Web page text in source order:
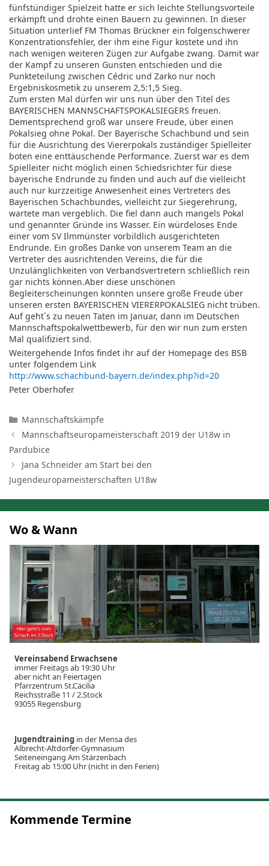
fünfstündiger Spielzeit hatte er sich leichte Stellungsvorteile
erkämpft und drohte einen Bauern zu gewinnen. In dieser
Situation unterlief FM Thomas Brückner ein folgenschwerer
Konzentrationsfehler, der ihm eine Figur kostete und ihn
nach wenigen weiteren Zügen zur Aufgabe zwang. Damit war
der Kampf zu unseren Gunsten entschieden und die
Punkteteilung zwischen Cédric und Zarko nur noch
Ergebniskosmetik zu unserem 2,5:1,5 Sieg.
Zum ersten Mal dürfen wir uns nun über den Titel des
BAYERISCHEN MANNSCHAFTSPOKALSIEGERS freuen.
Dementsprechend groß war unsere Freude, über einen
Pokalsieg ohne Pokal. Der Bayerische Schachbund und sein
für die Ausrichtung des Viererpokals zuständiger Spielleiter
boten eine enttäuschende Performance. Zuerst war es dem
Spielleiter nicht möglich einen Schiedsrichter für diese
bayerische Endrunde zu finden und auch auf die vielleicht
auch nur kurzzeitige Anwesenheit eines Vertreters des
Bayerischen Schachbundes, vielleicht zur Siegerehrung,
wartete man vergeblich. Die fiel dann auch mangels Pokal
und genannter Gründe ins Wasser. Ein würdeloses Ende
einer vom SV Ilmmünster vorbildlich ausgerichteten
Endrunde. Ein großes Danke von unserem Team an die
Vertreter des ausrichtenden Vereins, die für die
Unzulänglichkeiten von Verbandsvertretern schließlich rein
gar nichts können.Aber diese unschönen
Begleiterscheinungen konnten unsere große Freude über
unseren ersten BAYERISCHEN VIERERPOKALSIEG nicht trüben.
Auf geht´s zu neuen Taten im Januar, dann im Deutschen
Mannschaftspokalwettbewerb, für den wir nun zum ersten
Mal qualifiziert sind.
Weitergehende Infos findet ihr auf der Homepage des BSB
unter folgendem Link
http://www.schachbund-bayern.de/index.php?id=20
Peter Oberhofer
Kategorien
Mannschaftskämpfe
Mannschaftseuropameisterschaft 2019 der U18w in
Pardubice
Jana Schneider am Start bei den
Jugendeuropameisterschaften U18w
Wo & Wann
Vereinsabend Erwachsene
immer Freitags ab 19:30 Uhr
aber nicht an Feiertagen
Pfarrzentrum St.Cäcilia
Reichsstraße 11 / 2.Stock
93055 Regensburg
Jugendtraining in der Mensa des
Albrecht-Altdorfer-Gymnasium
Seiteneingang Am Stärzenbach
Freitag ab 15:00 Uhr (nicht in den Ferien)
Kommende Termine